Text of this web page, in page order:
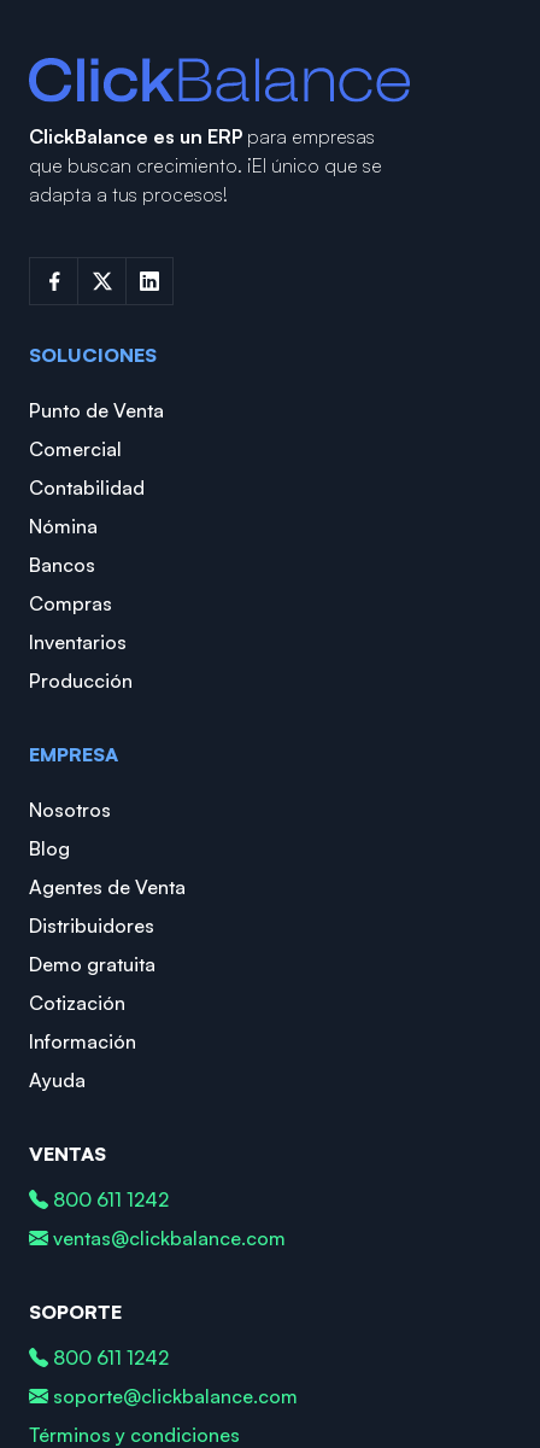
ClickBalance es un ERP para empresas
que buscan crecimiento. ¡El único que se
adapta a tus procesos!
SOLUCIONES
Punto de Venta
Comercial
Contabilidad
Nómina
Bancos
Compras
Inventarios
Producción
EMPRESA
Nosotros
Blog
Agentes de Venta
Distribuidores
Demo gratuita
Cotización
Información
Ayuda
VENTAS
800 611 1242
ventas@clickbalance.com
SOPORTE
800 611 1242
soporte@clickbalance.com
Términos y condiciones